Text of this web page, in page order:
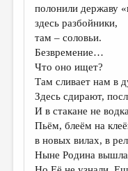
полонили державу
здесь разбойники,
там – соловьи.
Безвремение…
Что оно ищет?
Там сливает нам в
Здесь сдирают,
И в стакане не
Пьём, блеём на
в новых вилах, в
Ныне Родина вышла